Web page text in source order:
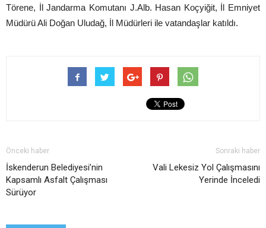
Törene, İl Jandarma Komutanı J.Alb. Hasan Koçyiğit, İl Emniyet
Müdürü Ali Doğan Uludağ, İl Müdürleri ile vatandaşlar katıldı.
Önceki haber
İskenderun Belediyesi’nin
Kapsamlı Asfalt Çalışması
Sürüyor
Sonraki haber
Vali Lekesiz Yol Çalışmasını
Yerinde İnceledi